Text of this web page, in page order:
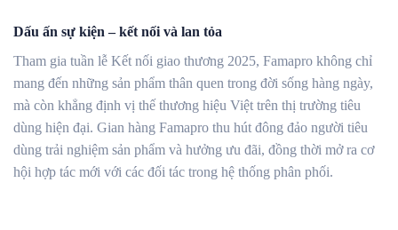
Dấu ấn sự kiện – kết nối và lan tỏa
Tham gia tuần lễ Kết nối giao thương 2025, Famapro không chỉ
mang đến những sản phẩm thân quen trong đời sống hàng ngày,
mà còn khẳng định vị thế thương hiệu Việt trên thị trường tiêu
dùng hiện đại. Gian hàng Famapro thu hút đông đảo người tiêu
dùng trải nghiệm sản phẩm và hưởng ưu đãi, đồng thời mở ra cơ
hội hợp tác mới với các đối tác trong hệ thống phân phối.